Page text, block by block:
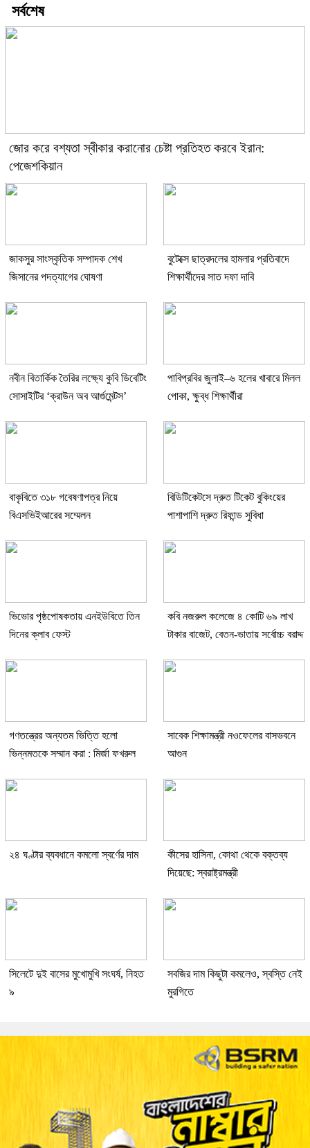
সর্বশেষ
জোর করে বশ্যতা স্বীকার করানোর চেষ্টা প্রতিহত করবে ইরান:
পেজেশকিয়ান
জাকসুর সাংস্কৃতিক সম্পাদক শেখ
জিসানের পদত্যাগের ঘোষণা
বুটেক্সে ছাত্রদলের হামলার প্রতিবাদে
শিক্ষার্থীদের সাত দফা দাবি
নবীন বিতার্কিক তৈরির লক্ষ্যে কুবি ডিবেটিং
সোসাইটির ‘ক্রাউন অব আর্গুমেন্টস’
পাবিপ্রবির জুলাই–৬ হলের খাবারে মিলল
পোকা, ক্ষুব্ধ শিক্ষার্থীরা
বাকৃবিতে ৩১৮ গবেষণাপত্র নিয়ে
বিএসভিইআরের সম্মেলন
বিডিটিকেটসে দ্রুত টিকেট বুকিংয়ের
পাশাপাশি দ্রুত রিফান্ড সুবিধা
ভিভোর পৃষ্ঠপোষকতায় এনইউবিতে তিন
দিনের ক্লাব ফেস্ট
কবি নজরুল কলেজে ৪ কোটি ৬৯ লাখ
টাকার বাজেট, বেতন-ভাতায় সর্বোচ্চ বরাদ্দ
গণতন্ত্রের অন্যতম ভিত্তি হলো
ভিন্নমতকে সম্মান করা : মির্জা ফখরুল
সাবেক শিক্ষামন্ত্রী নওফেলের বাসভবনে
আগুন
২৪ ঘণ্টার ব্যবধানে কমলো স্বর্ণের দাম
কীসের হাসিনা, কোথা থেকে বক্তব্য
দিয়েছে: স্বরাষ্ট্রমন্ত্রী
সিলেটে দুই বাসের মুখোমুখি সংঘর্ষ, নিহত
৯
সবজির দাম কিছুটা কমলেও, স্বস্তি নেই
মুরগিতে